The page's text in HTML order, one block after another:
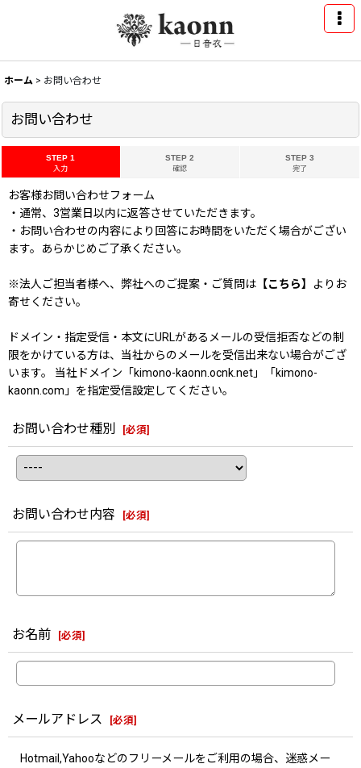
ホーム > お問い合わせ
お問い合わせ
STEP 1
入力
STEP 2
確認
STEP 3
完了
お客様お問い合わせフォーム
・通常、3営業日以内に返答させていただきます。
・お問い合わせの内容により回答にお時間をいただく場合がござい
ます。あらかじめご了承ください。
※法人ご担当者様へ、弊社へのご提案・ご質問は 【こちら】
よりお
寄せください。
ドメイン・指定受信・本文にURLがあるメールの受信拒否などの制
限をかけている方は、当社からのメールを受信出来ない場合がござ
います。 当社ドメイン「kimono-kaonn.ocnk.net」「kimono-
kaonn.com」を指定受信設定してください。
お問い合わせ種別 [必須]
お問い合わせ内容 [必須]
お名前 [必須]
メールアドレス [必須]
Hotmail,Yahooなどのフリーメールをご利用の場合、迷惑メー